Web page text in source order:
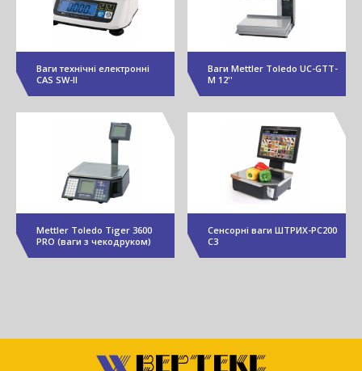
Ваги технічні електронні
CAS SW-II
Ваги Mettler Toledo UC-GTT-
M 12''
Mettler Toledo Tiger 3600
PRO (ваги з чекодруком)
Сенсорні ваги ШТРИХ-PC200
C3